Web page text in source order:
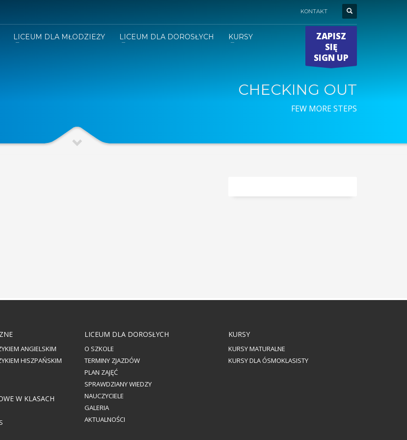
KONTAKT
LICEUM DLA MŁODZIEŻY LICEUM DLA DOROSŁYCH
KURSY
ZAPISZ
SIĘ
SIGN UP
CHECKING OUT
FEW MORE STEPS
ANGIELSKIM
HISZPAŃSKIM
W KLASACH
LICEUM DLA DOROSŁYCH
O SZKOLE
TERMINY ZJAZDÓW
PLAN ZAJĘĆ
SPRAWDZIANY WIEDZY
NAUCZYCIELE
GALERIA
AKTUALNOŚCI
KURSY
KURSY MATURALNE
KURSY DLA ÓSMOKLASISTY